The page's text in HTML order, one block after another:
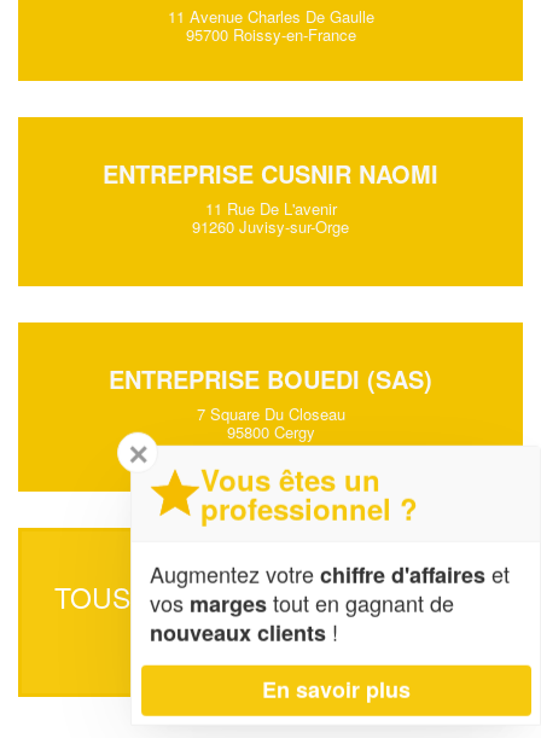
11 Avenue Charles De Gaulle
95700 Roissy-en-France
ENTREPRISE CUSNIR NAOMI
11 Rue De L'avenir
91260 Juvisy-sur-Orge
ENTREPRISE BOUEDI (SAS)
7 Square Du Closeau
95800 Cergy
TOUS LES SOCIÉTÉS DE ILE-DE-
FRANCE
✕
Vous êtes un
professionnel ?
Augmentez votrechiffre d'affaireset
vos margestout en gagnant de
nouveaux clients !
En savoir plus